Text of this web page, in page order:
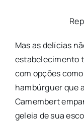
Mas as delícias
estabelecimento
com opções
hambúrguer que
Camembert
geleia de sua